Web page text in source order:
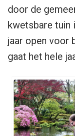
door de
kwetsbare tuin
jaar open voor
gaat het hele